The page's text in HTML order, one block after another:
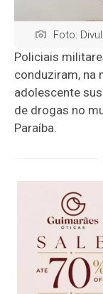
Foto:
Policiais
conduziram, na
adolescente
de drogas no
Paraíba.